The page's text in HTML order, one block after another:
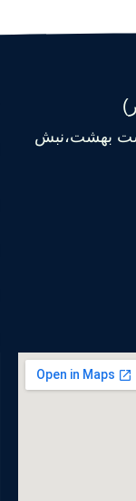
بهشت،نبش